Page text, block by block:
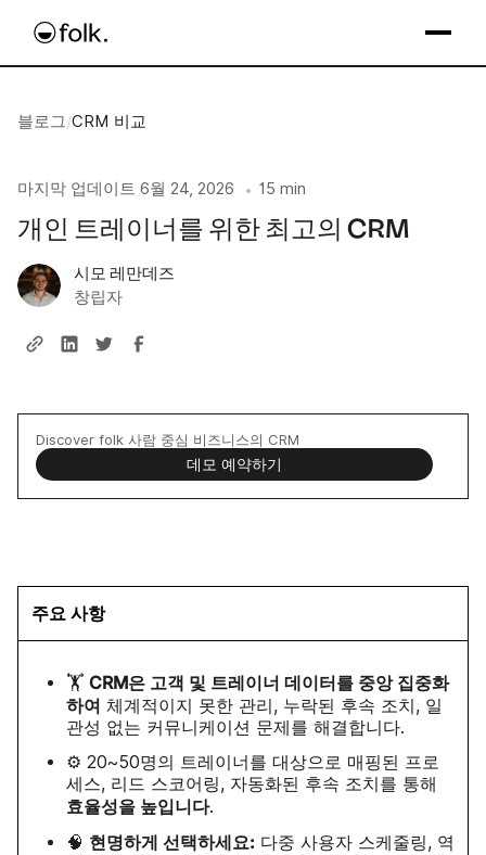
블로그/CRM 비교
마지막 업데이트 6월 24, 2026 • 15 min
개인 트레이너를 위한 최고의 CRM
시모 레만데즈
창립자
Discover folk 사람 중심 비즈니스의 CRM
데모 예약하기
주요 사항
🏋️ CRM은 고객 및 트레이너 데이터를 중앙 집중화
하여 체계적이지 못한 관리, 누락된 후속 조치, 일
관성 없는 커뮤니케이션 문제를 해결합니다.
⚙️ 20~50명의 트레이너를 대상으로 매핑된 프로
세스, 리드 스코어링, 자동화된 후속 조치를 통해
효율성을 높입니다.
🧠 현명하게 선택하세요: 다중 사용자 스케줄링, 역